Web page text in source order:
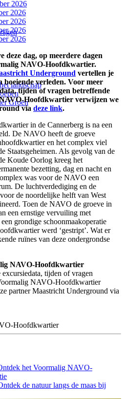
landschap
Groen
2026
2026
2026
2026
2026
deze dag, op meerdere dagen
NAVO-Hoofdkwartier.
Underground vertellen je
boeiende verleden. Voor meer
tijden of vragen betreffende
Hoofdkwartier verwijzen we
via deze link.
in de Cannerberg is na een
De NAVO heeft de groeve
en het complex viel
Staatsgeheimen. Als gevolg van de
Koude Oorlog kreeg het
bezetting, dag en nacht en
was voor de NAVO een
De luchtverdediging en de
de noordelijke helft van West
Toen de NAVO de groeve in
een ernstige vervuiling met
grondige schoonmaakoperatie
werd ‘gestript’. Wat er
ruïnes van deze ondergrondse
NAVO-Hoofdkwartier
tijden of vragen
NAVO-Hoofdkwartier
partner Maastricht Underground via
het Voormalig NAVO-
de natuur langs de maas bij